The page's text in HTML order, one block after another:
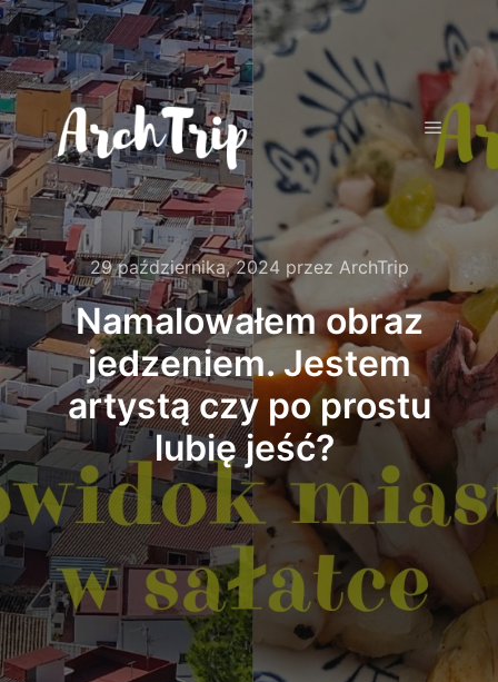
29 października, 2024przez ArchTrip
Namalowałem obraz
jedzeniem. Jestem
artystą czy po prostu
lubię jeść?